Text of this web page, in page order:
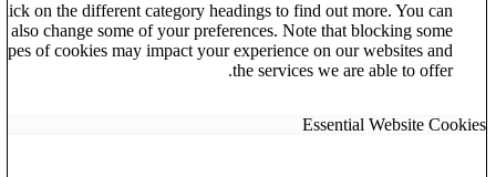
Click on the different category headings to find out more. You can
also change some of your preferences. Note that blocking some
types of cookies may impact your experience on our websites and
the services we are able to offer.
Essential Website